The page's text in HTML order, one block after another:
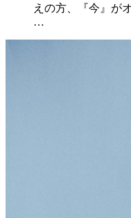
えの方、『今』が
…